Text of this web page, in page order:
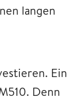
langen
Ein
Denn